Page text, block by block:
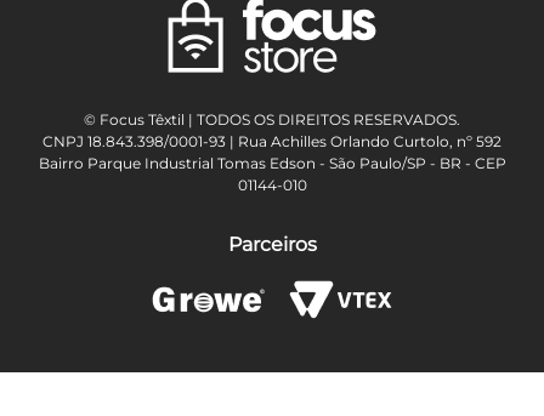
© Focus Têxtil | TODOS OS DIREITOS RESERVADOS.
CNPJ 18.843.398/0001-93 | Rua Achilles Orlando Curtolo, nº 592
Bairro Parque Industrial Tomas Edson - São Paulo/SP - BR - CEP
01144-010
Parceiros